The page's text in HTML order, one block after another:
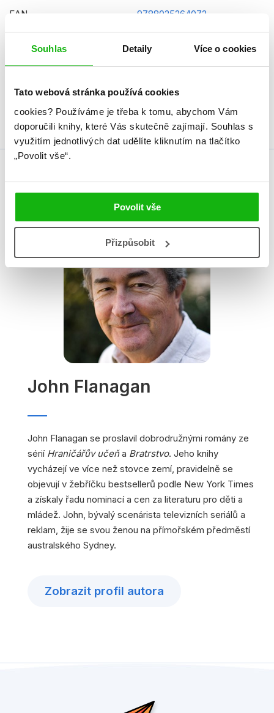
Souhlas Detaily Více o cookies
Tato webová stránka používá cookies
cookies? Používáme je třeba k tomu, abychom Vám
doporučili knihy, které Vás skutečně zajímají. Souhlas s
využitím jednotlivých dat udělíte kliknutím na tlačítko
„Povolit vše“.
Povolit vše
Přizpůsobit
EAN 9788025264072
vázaná s laminovaným
Autor knihy
John Flanagan
John Flanagan se proslavil dobrodružnými romány ze
sérií Hraničářův učeňa Bratrstvo. Jeho knihy
vycházejí ve více než stovce zemí, pravidelně se
objevují v žebříčku bestsellerů podle New York Times
a získaly řadu nominací a cen za literaturu pro děti a
mládež. John, bývalý scenárista televizních seriálů a
reklam, žije se svou ženou na přímořském předměstí
australského Sydney.
Zobrazit profil autora